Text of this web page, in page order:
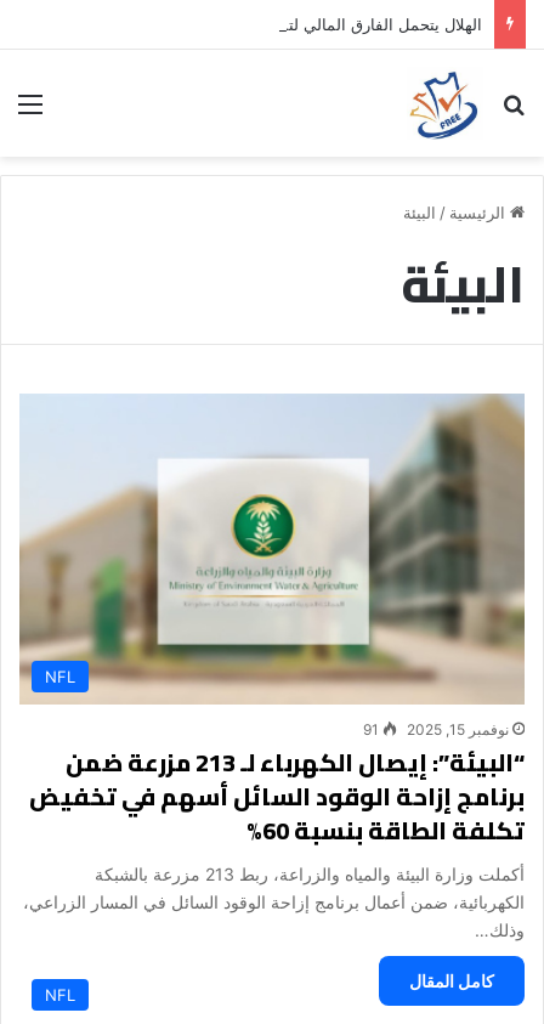
بحث عن
الرئيسية / البيئة
البيئة
NFL
نوفمبر 15, 2025 91
“البيئة”: إيصال الكهرباء لـ 213 مزرعة ضمن
برنامج إزاحة الوقود السائل أسهم في تخفيض
تكلفة الطاقة بنسبة 60%
أكملت وزارة البيئة والمياه والزراعة، ربط 213 مزرعة بالشبكة
الكهربائية، ضمن أعمال برنامج إزاحة الوقود السائل في المسار الزراعي،
وذلك…
كامل المقال
NFL